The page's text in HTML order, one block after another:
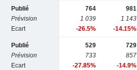
Publié
Prévision
Ecart
764
1 039
-26.5%
981
1 143
-14.15%
Publié
Prévision
Ecart
529
733
-27.85%
729
857
-14.9%